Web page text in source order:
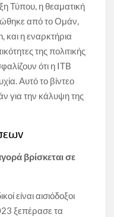
Τύπου, η θεαματική
από το Ομάν,
η εναρκτήρια
της πολιτικής
ότι η ITB
Αυτό το βίντεο
για την κάλυψη της
βρίσκεται σε
είναι αισιόδοξοι
ξεπέρασε τα